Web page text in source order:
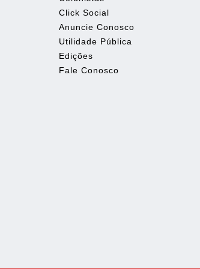
Click Social
Anuncie Conosco
Utilidade Pública
Edições
Fale Conosco